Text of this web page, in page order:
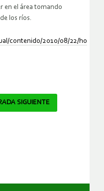
en el área tomando
los ríos.
contenido/2010/08/22/ho
SIGUIENTE